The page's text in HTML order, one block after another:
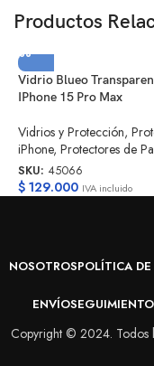
Productos
Vidrio Blueo
IPhone 15 Pro Max
Vidrios y Protección,
iPhone, Protectores de
SKU: 45066
$ 129.000 IVA incluido
NOSOTROSPOLÍTICA
ENVÍO
Copyright © 2024. Todos